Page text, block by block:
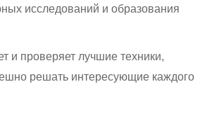
исследований и образования
и проверяет лучшие техники,
решать интересующие каждого